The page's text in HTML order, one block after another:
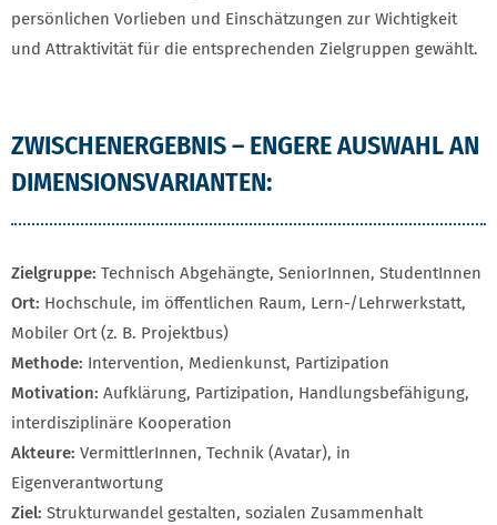
persönlichen Vorlieben und Einschätzungen zur Wichtigkeit
und Attraktivität für die entsprechenden Zielgruppen gewählt.
ZWISCHENERGEBNIS – ENGERE AUSWAHL AN
DIMENSIONSVARIANTEN:
Zielgruppe: Technisch Abgehängte, SeniorInnen, StudentInnen
Ort: Hochschule, im öffentlichen Raum, Lern-/Lehrwerkstatt,
Mobiler Ort (z. B. Projektbus)
Methode: Intervention, Medienkunst, Partizipation
Motivation: Aufklärung, Partizipation, Handlungsbefähigung,
interdisziplinäre Kooperation
Akteure: VermittlerInnen, Technik (Avatar), in
Eigenverantwortung
Ziel: Strukturwandel gestalten, sozialen Zusammenhalt